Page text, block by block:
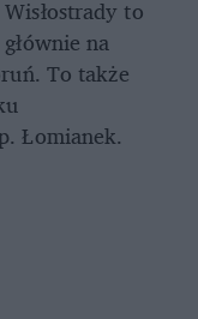
to
na
To także
Łomianek.